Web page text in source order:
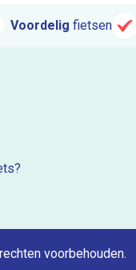
Voordelig fietsen
voorbehouden.